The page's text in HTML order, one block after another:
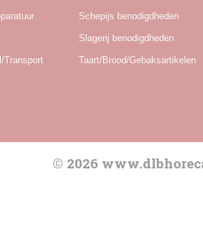
Transport
Schepijs benodigdheden
Slagerij benodigdheden
Taart/Brood/Gebaksartikelen
© 2026